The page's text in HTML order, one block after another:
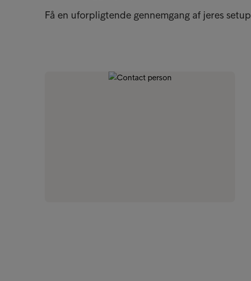
Få en uforpligtende gennemgang af jeres setup